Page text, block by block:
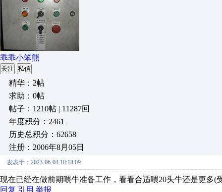
乖乖小笨熊
关注 私信
精华：2帖
求助：0帖
帖子：1210帖 | 11287回
年度积分：2461
历史总积分：62658
注册：2006年8月05日
发表于：2023-06-04 10:18:09
现在已经在做前期喂牛准备工作，看看合适喂20头牛还是更多
回复 引用 举报